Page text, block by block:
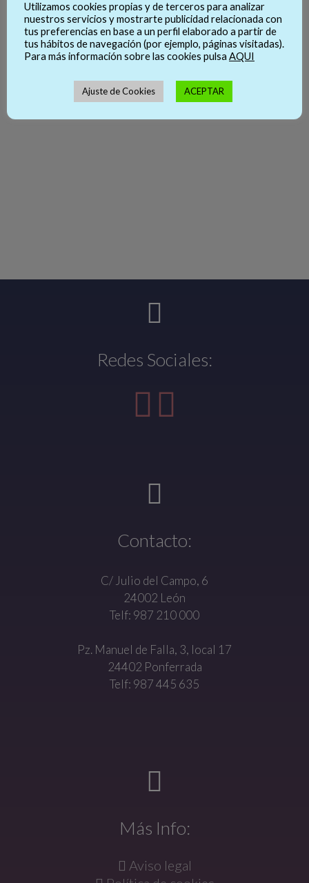
Redes Sociales:
Contacto:
C/ Julio del Campo, 6
24002 León
Telf: 987 210 000
Pz. Manuel de Falla, 3, local 17
24402 Ponferrada
Telf: 987 445 635
Más Info:
Aviso legal
Utilizamos cookies propias y de terceros para analizar
nuestros servicios y mostrarte publicidad relacionada con
tus preferencias en base a un perfil elaborado a partir de
tus hábitos de navegación (por ejemplo, páginas visitadas).
Para más información sobre las cookies pulsa AQUI
Ajuste de Cookies ACEPTAR